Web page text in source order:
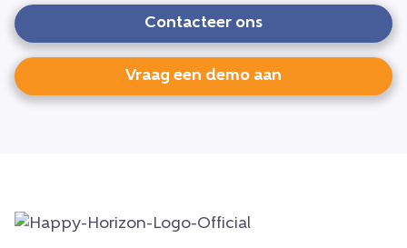
Contacteer ons
Vraag een demo aan